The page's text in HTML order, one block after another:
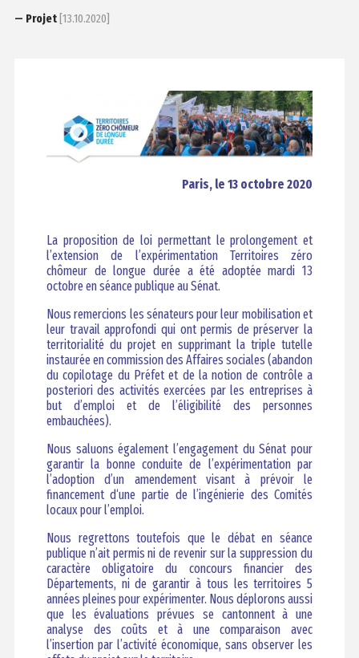
— Projet[13.10.2020]
Paris, le 13 octobre 2020
La proposition de loi permettant le prolongement et
l’extension de l’expérimentation Territoires zéro
chômeur de longue durée a été adoptée mardi 13
octobre en séance publique au Sénat.
Nous remercions les sénateurs pour leur mobilisation et
leur travail approfondi qui ont permis de préserver la
territorialité du projet en supprimant la triple tutelle
instaurée en commission des Affaires sociales (abandon
du copilotage du Préfet et de la notion de contrôle a
posteriori des activités exercées par les entreprises à
but d’emploi et de l’éligibilité des personnes
embauchées).
Nous saluons également l’engagement du Sénat pour
garantir la bonne conduite de l’expérimentation par
l’adoption d’un amendement visant à prévoir le
financement d‘une partie de l’ingénierie des Comités
locaux pour l’emploi.
Nous regrettons toutefois que le débat en séance
publique n’ait permis ni de revenir sur la suppression du
caractère obligatoire du concours financier des
Départements, ni de garantir à tous les territoires 5
années pleines pour expérimenter. Nous déplorons aussi
que les évaluations prévues se cantonnent à une
analyse des coûts et à une comparaison avec
l’insertion par l’activité économique, sans observer les